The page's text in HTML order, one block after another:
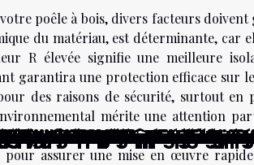
poêle à bois, divers facteurs
du matériau, est déterminante, car
R élevée signifie une meilleure
garantira une protection efficace sur
des raisons de sécurité, surtout en
mérite une attention
l'empreinte carbone de votre
assurer une mise en œuvre
enjeux pour la sécurité
de chauffage
éco-construction
adapté à ses
pour votre
ils la
système de chauffage
une climatisation
facilitent la pour la
choix et astuces
pluie intégration et
personnalisé en ligne
créatives pour
économique et
solutions intelligentes
dans les
un intérieur éco-
isolation et
énergétique de
3G pour les
maison pour
de votre maison
pour l'efficacité
aux lampes de
de votre maison
renouvelable sous-
solaire thermique
géothermique
l'énergie éolienne
à portée de
énergétique
?
? ?